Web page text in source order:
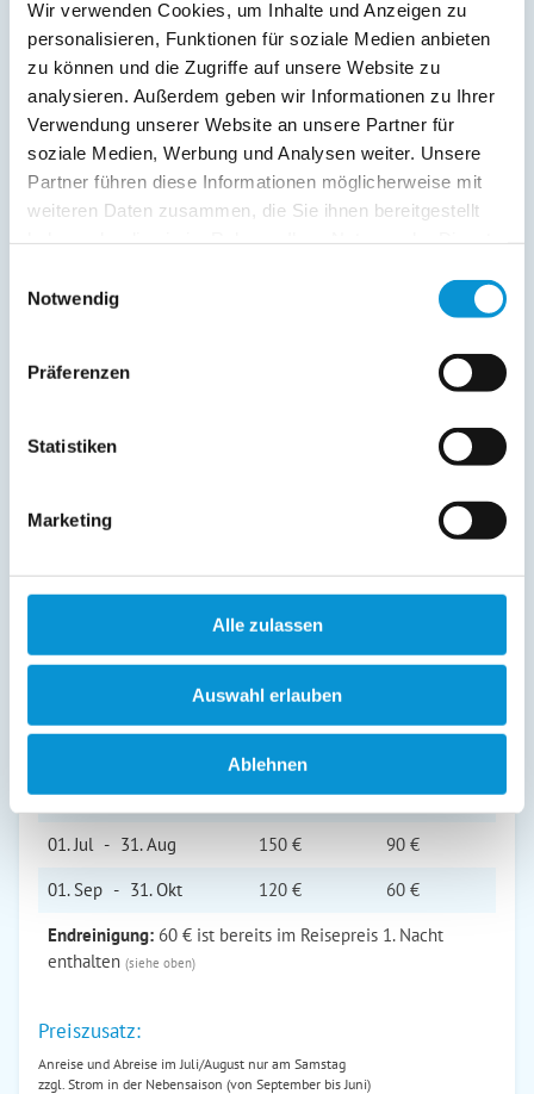
Wir verwenden Cookies, um Inhalte und Anzeigen zu
personalisieren, Funktionen für soziale Medien anbieten
zu können und die Zugriffe auf unsere Website zu
analysieren. Außerdem geben wir Informationen zu Ihrer
Verwendung unserer Website an unsere Partner für
soziale Medien, Werbung und Analysen weiter. Unsere
Partner führen diese Informationen möglicherweise mit
weiteren Daten zusammen, die Sie ihnen bereitgestellt
Notwendig
Präferenzen
Statistiken
Marketing
Alle zulassen
Auswahl erlauben
Ablehnen
Parkplatz
Terrasse
Service:
Verpflegung:
Beschreibung
Verbringen Sie einen tollen Urlaub in Graal-Müritz
Bungalowsiedlung "Grüne Wiese" in Graal-Müritz. Das hell
Preise (pro Nacht in Euro)
Zeitraum
1. Nacht
reinigung
nacht
110 €
120 €
01. Jun - 30. Jun 130 €
70 €
01. Jul - 31. Aug 150 €
90 €
01. Sep - 31. Okt 120 €
60 €
Endreinigung: 60 € ist bereits im Reisepreis 1. Nacht
enthalten (siehe oben)
Preiszusatz:
Anreise und Abreise im Juli/August nur am Samstag
zzgl. Strom in der Nebensaison (von September bis Juni)